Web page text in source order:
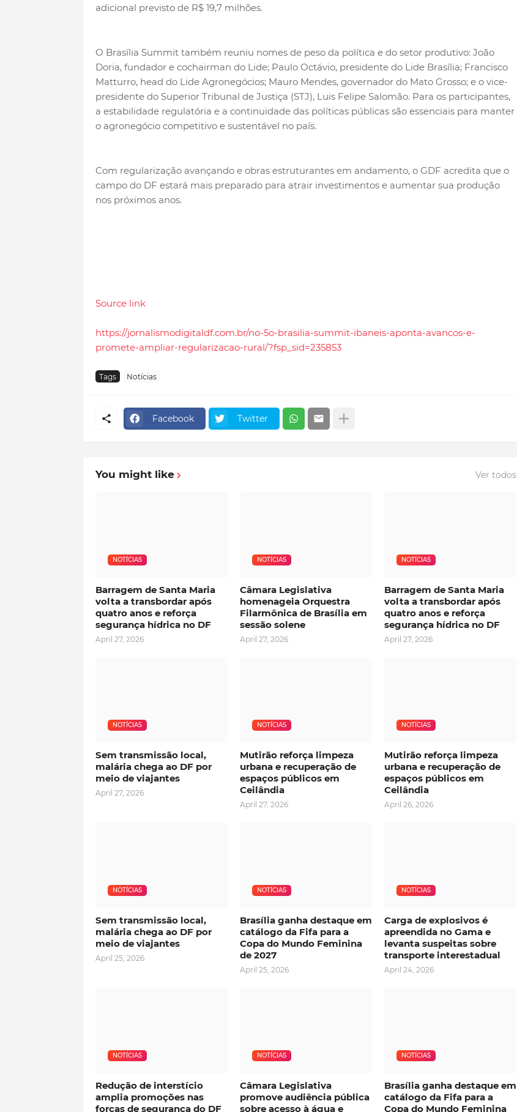
adicional previsto de R$ 19,7 milhões.
O Brasília Summit também reuniu nomes de peso da política e do setor produtivo: João
Doria, fundador e cochairman do Lide; Paulo Octávio, presidente do Lide Brasília; Francisco
Matturro, head do Lide Agronegócios; Mauro Mendes, governador do Mato Grosso; e o vice-
presidente do Superior Tribunal de Justiça (STJ), Luis Felipe Salomão. Para os participantes,
a estabilidade regulatória e a continuidade das políticas públicas são essenciais para manter
o agronegócio competitivo e sustentável no país.
Com regularização avançando e obras estruturantes em andamento, o GDF acredita que o
campo do DF estará mais preparado para atrair investimentos e aumentar sua produção
nos próximos anos.
Source link
https://jornalismodigitaldf.com.br/no-5o-brasilia-summit-ibaneis-aponta-avancos-e-
promete-ampliar-regularizacao-rural/?fsp_sid=235853
Tags Notícias
Facebook Twitter
You might like Ver todos
NOTÍCIAS
Barragem de Santa Maria
volta a transbordar após
quatro anos e reforça
segurança hídrica no DF
April 27, 2026
NOTÍCIAS
Câmara Legislativa
homenageia Orquestra
Filarmônica de Brasília em
sessão solene
April 27, 2026
NOTÍCIAS
Barragem de Santa Maria
volta a transbordar após
quatro anos e reforça
segurança hídrica no DF
April 27, 2026
NOTÍCIAS
Sem transmissão local,
malária chega ao DF por
meio de viajantes
April 27, 2026
NOTÍCIAS
Mutirão reforça limpeza
urbana e recuperação de
espaços públicos em
Ceilândia
April 27, 2026
NOTÍCIAS
Mutirão reforça limpeza
urbana e recuperação de
espaços públicos em
Ceilândia
April 26, 2026
NOTÍCIAS
Sem transmissão local,
malária chega ao DF por
meio de viajantes
April 25, 2026
NOTÍCIAS
Brasília ganha destaque em
catálogo da Fifa para a
Copa do Mundo Feminina
de 2027
April 25, 2026
NOTÍCIAS
Carga de explosivos é
apreendida no Gama e
levanta suspeitas sobre
transporte interestadual
April 24, 2026
NOTÍCIAS
Redução de interstício
amplia promoções nas
forças de segurança do DF
NOTÍCIAS
Câmara Legislativa
promove audiência pública
sobre acesso à água e
NOTÍCIAS
Brasília ganha destaque em
catálogo da Fifa para a
Copa do Mundo Feminina